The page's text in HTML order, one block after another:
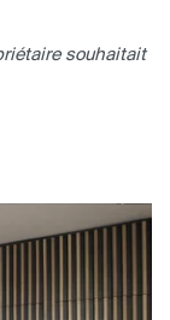
souhaitait